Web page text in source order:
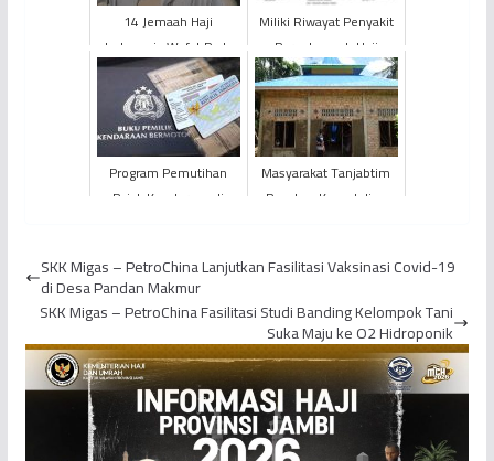
14 Jemaah Haji
Indonesia Wafat Pada
Fase Puncak Haji,
Jemaah Jambi Aman
Miliki Riwayat Penyakit
Paru, Jemaah Haji
KLOTER BTH 27 Asal
Kabupaten TANJAB
Barat W...
Program Pemutihan
Pajak Kendaraan di
Masyarakat Tanjabtim
Rasakan Kepedulian
SKK Migas – PetroChina Lanjutkan Fasilitasi Vaksinasi Covid-19
di Desa Pandan Makmur
SKK Migas – PetroChina Fasilitasi Studi Banding Kelompok Tani
Suka Maju ke O2 Hidroponik